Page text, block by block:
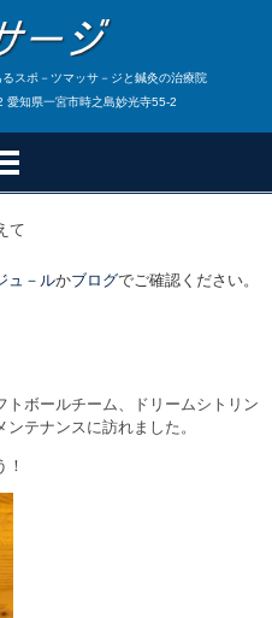
スポ－ツマッサ－ジと鍼灸の治療院
知県一宮市時之島妙光寺55-2
て
ュ－ルかブログでご確認ください。
ボールチーム、ドリームシトリン
テナンスに訪れました。
！